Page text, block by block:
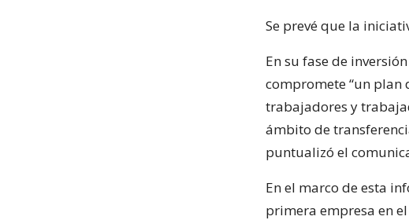
Se prevé que la
En su fase de
compromete “un plan
trabajadores y
ámbito de
puntualizó el
En el marco de esta
primera empresa en